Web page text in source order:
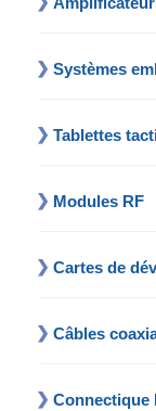
Systèmes
Tablettes
Modules RF
Cartes de
Câbles
Connectique